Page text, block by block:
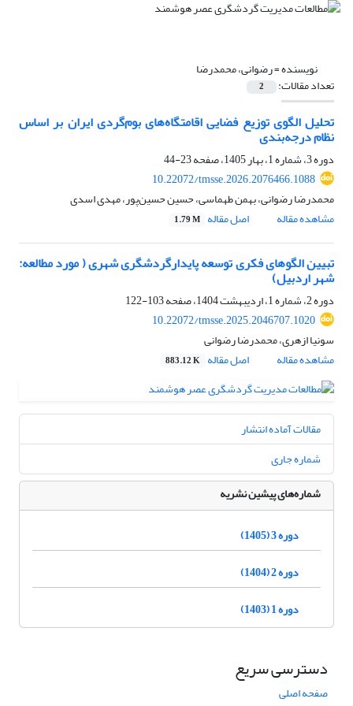
نویسنده =رضوانی، محمدرضا
تعداد مقالات: 2
تحلیل الگوی توزیع فضایی اقامتگاه‌های بوم‌گردی ایران بر اساس
نظام درجه‌بندی
دوره 3، شماره 1، بهار 1405، صفحه
23-44
10.22072/tmsse.2026.2076466.1088
محمدرضا رضوانی، بهمن طهماسی، حسین حسین‌پور، مهدی اسدی
مشاهده مقاله
اصل مقاله 1.79 M
تبیین الگوهای فکری توسعه پایدارگردشگری شهری ( مورد مطالعه:
شهر اردبیل)
دوره 2، شماره 1، اردیبهشت 1404، صفحه
103-122
10.22072/tmsse.2025.2046707.1020
سونیا ازهری، محمدرضا رضوانی
مشاهده مقاله
اصل مقاله 883.12 K
مقالات آماده انتشار
شماره جاری
شماره‌های پیشین نشریه
دوره 3 (1405)
دوره 2 (1404)
دوره 1 (1403)
دسترسی سریع
صفحه اصلی